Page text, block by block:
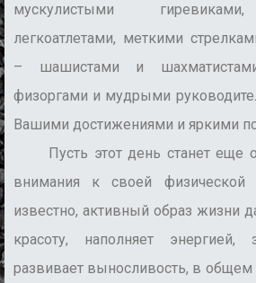
мускулистыми
легкоатлетами, меткими
– шашистами и
физоргами и мудрыми
Вашими достижениями и яркими
Пусть этот день станет еще
внимания к своей
известно, активный образ жизни
красоту, наполняет энергией,
развивает выносливость, в общем